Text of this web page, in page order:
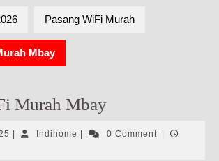
Pasang WiFi Murah
Mbay
Murah Mbay
Maret
Indihome Indihome0 Comment